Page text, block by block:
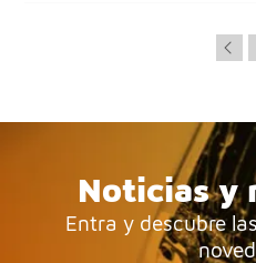
Noticias y
Entra y descubre